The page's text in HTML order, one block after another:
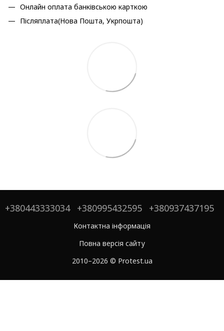
Онлайн оплата банківською карткою
Післяплата(Нова Пошта, Укрпошта)
+380443333034 +380995432595 +380937437195
Контактна інформація
Повна версія сайту
2010–2026 © Protest.ua